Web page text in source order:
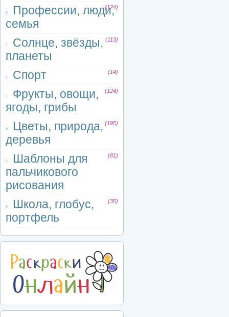
Профессии, люди,
семья
(124)
Солнце, звёзды,
планеты
(113)
Спорт (14)
Фрукты, овощи,
ягоды, грибы
(124)
Цветы, природа,
деревья
(195)
Шаблоны для
пальчикового
рисования
(81)
Школа, глобус,
портфель
(35)